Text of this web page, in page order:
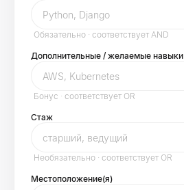
Обязательно · соответствует AND
Дополнительные / желаемые навыки
Бонус · соответствует OR
Стаж
Необязательно · соответствует OR
Местоположение(я)